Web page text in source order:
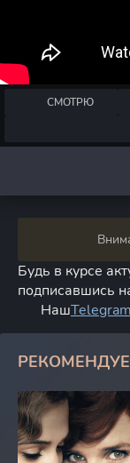
СМОТРЮ
Будь в курсе
подписавшись
Наш